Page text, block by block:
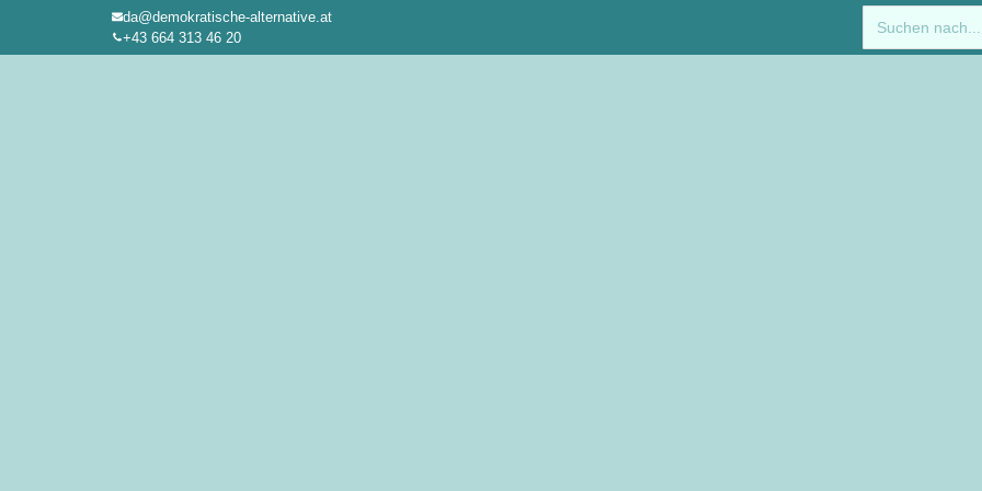
da@demokratische-alternative.at
+43 664 313 46 20